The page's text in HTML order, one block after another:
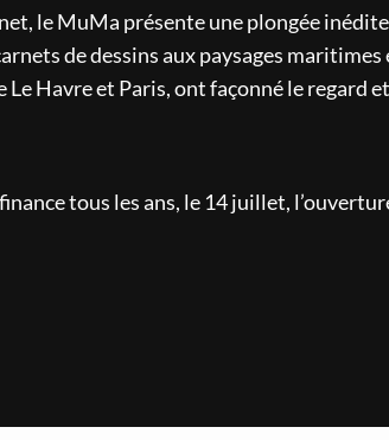
le MuMa présente une plongée
de dessins aux paysages
Havre et Paris, ont façonné le regard
tous les ans, le 14 juillet,